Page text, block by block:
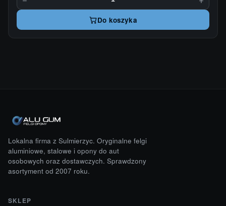
Do koszyka
Lokalna firma z Sulmierzyc. Oryginalne felgi
aluminiowe, stalowe i opony do aut
osobowych oraz dostawczych. Sprawdzony
asortyment od 2007 roku.
SKLEP